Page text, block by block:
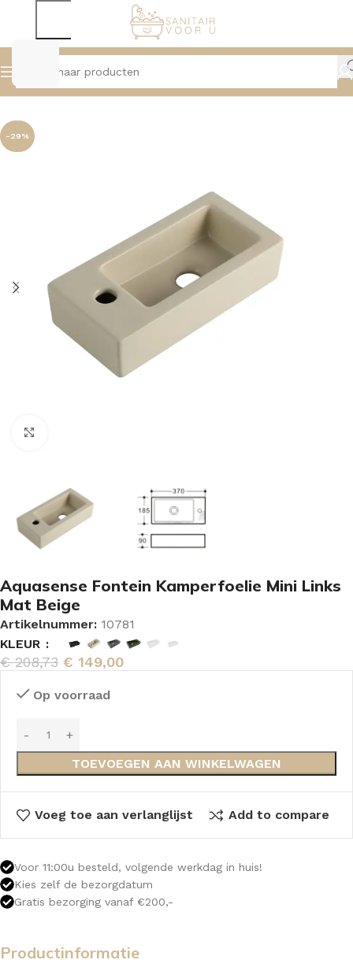
Home Wastafels Fonteinen
-29%
Aquasense Fontein Kamperfoelie Mini Links
Mat Beige
Artikelnummer: 10781
KLEUR
€208,73 € 149,00
Op voorraad
TOEVOEGEN AAN WINKELWAGEN
Voeg toe aan verlanglijst Add to compare
Voor 11:00u besteld, volgende werkdag in huis!
Kies zelf de bezorgdatum
Gratis bezorging vanaf €200,-
Productinformatie